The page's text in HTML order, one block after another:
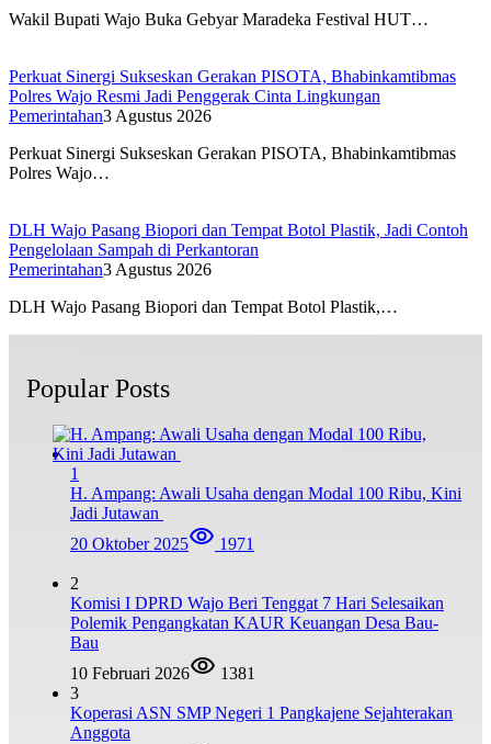
Wakil Bupati Wajo Buka Gebyar Maradeka Festival HUT…
Perkuat Sinergi Sukseskan Gerakan PISOTA, Bhabinkamtibmas
Polres Wajo Resmi Jadi Penggerak Cinta Lingkungan
Pemerintahan3 Agustus 2026
Perkuat Sinergi Sukseskan Gerakan PISOTA, Bhabinkamtibmas
Polres Wajo…
DLH Wajo Pasang Biopori dan Tempat Botol Plastik, Jadi Contoh
Pengelolaan Sampah di Perkantoran
Pemerintahan3 Agustus 2026
DLH Wajo Pasang Biopori dan Tempat Botol Plastik,…
Popular Posts
1
H. Ampang: Awali Usaha dengan Modal 100 Ribu, Kini
Jadi Jutawan
20 Oktober 2025
1971
2
Komisi I DPRD Wajo Beri Tenggat 7 Hari Selesaikan
Polemik Pengangkatan KAUR Keuangan Desa Bau-
Bau
10 Februari 2026
1381
3
Koperasi ASN SMP Negeri 1 Pangkajene Sejahterakan
Anggota